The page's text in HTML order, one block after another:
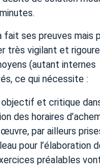
ses preuves mais
très vigilant et
(autant internes
ce qui nécessite :
objectif et critique
des horaires
par ailleurs pris
pour l’élaboration
préalables